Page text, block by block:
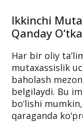
Ikkinchi
Qanday
Har bir oliy
mutaxassislik
baholash
belgilaydi. Bu
bo‘lishi
qaraganda